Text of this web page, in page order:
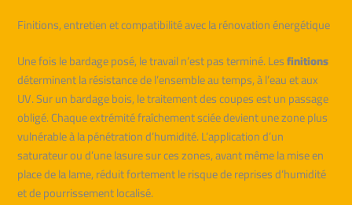
Finitions, entretien et compatibilité avec la rénovation énergétique
Une fois le bardage posé, le travail n’est pas terminé. Lesfinitions
déterminent la résistance de l’ensemble au temps, à l’eau et aux
UV. Sur un bardage bois, le traitement des coupes est un passage
obligé. Chaque extrémité fraîchement sciée devient une zone plus
vulnérable à la pénétration d’humidité. L’application d’un
saturateur ou d’une lasure sur ces zones, avant même la mise en
place de la lame, réduit fortement le risque de reprises d’humidité
et de pourrissement localisé.